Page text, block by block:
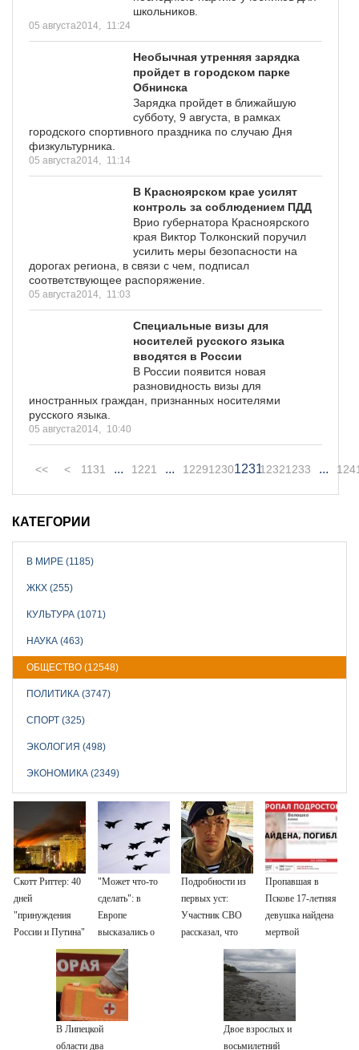
школьников.
05 августа2014, 11:24
Необычная утренняя зарядка
пройдет в городском парке
Обнинска
Зарядка пройдет в ближайшую
субботу, 9 августа, в рамках
городского спортивного праздника по случаю Дня
физкультурника.
05 августа2014, 11:14
В Красноярском крае усилят
контроль за соблюдением ПДД
Врио губернатора Красноярского
края Виктор Толконский поручил
усилить меры безопасности на
дорогах региона, в связи с чем, подписал
соответствующее распоряжение.
05 августа2014, 11:03
Специальные визы для
носителей русского языка
вводятся в России
В России появится новая
разновидность визы для
иностранных граждан, признанных носителями
русского языка.
05 августа2014, 10:40
<< < 1131 ... 1221 ... 12291230123112321233 ...
КАТЕГОРИИ
В МИРЕ (1185)
ЖКХ (255)
КУЛЬТУРА (1071)
НАУКА (463)
ОБЩЕСТВО (12548)
ПОЛИТИКА (3747)
СПОРТ (325)
ЭКОЛОГИЯ (498)
ЭКОНОМИКА (2349)
Скотт Риттер: 40
дней
"принуждения
России и Путина"
резко приблизили
крах режима
"Может что-то
сделать": в
Европе
высказались о
нападении России
Подробности из
первых уст:
Участник СВО
рассказал, что
спасло его в
Пропавшая в
Пскове 17-летняя
девушка найдена
мертвой
В Липецкой
области два
Двое взрослых и
восьмилетний